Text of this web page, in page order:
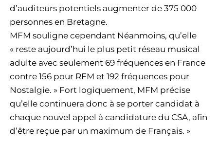
d’auditeurs potentiels augmenter de 375 000
personnes en Bretagne.
MFM souligne cependant Néanmoins, qu’elle
« reste aujourd’hui le plus petit réseau musical
adulte avec seulement 69 fréquences en France
contre 156 pour RFM et 192 fréquences pour
Nostalgie. » Fort logiquement, MFM précise
qu’elle continuera donc à se porter candidat à
chaque nouvel appel à candidature du CSA, afin
d’être reçue par un maximum de Français. »